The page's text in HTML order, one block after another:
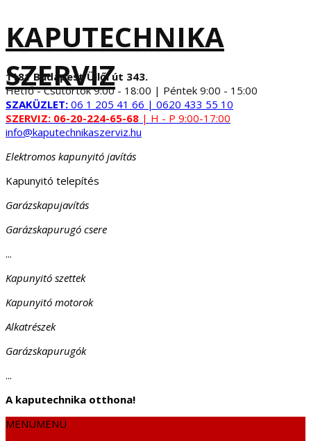
KAPUTECHNIKA
SZERVIZ
1181 Budapest Üllői út 343.
Hétfő - Csütörtök 9:00 - 18:00 | Péntek 9:00 - 15:00
SZAKÜZLET: 06 1 205 41 66 | 0620 433 55 10
SZERVIZ: 06-20-224-65-68 | H - P 9:00-17:00
info@kaputechnikaszerviz.hu
Elektromos kapunyitó javítás
Kapunyitó telepítés
Garázskapujavítás
Garázskapurugó csere
...
Kapunyitó szettek
Kapunyitó motorok
Alkatrészek
Garázskapurugók
...
A kaputechnika otthona!
MENÜMENÜ